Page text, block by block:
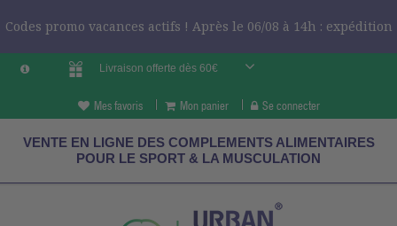
Codes promo vacances actifs ! Après le 06/08 à 14h : expédition
Livraison offerte dès 60€
Mes favoris Mon panier Se connecter
VENTE EN LIGNE DES COMPLEMENTS ALIMENTAIRES
POUR LE SPORT & LA MUSCULATION